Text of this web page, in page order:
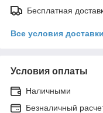
Бесплатная
Все условия доставки
Условия оплаты
Наличными
Безналичный